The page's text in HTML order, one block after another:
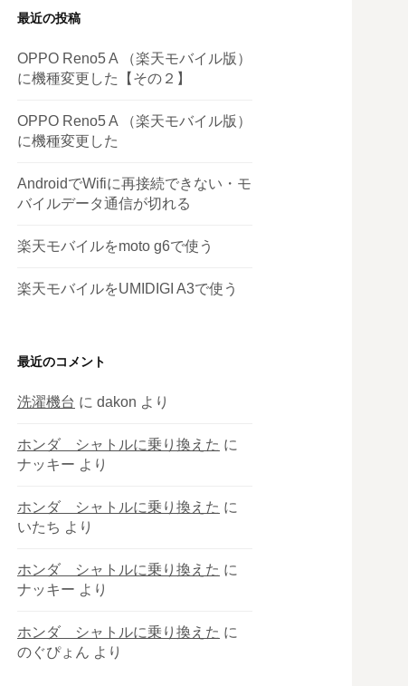
ー
イ
ブ
最近の投稿
OPPO Reno5 A （楽天モバイル版）
に機種変更した【その２】
OPPO Reno5 A （楽天モバイル版）
に機種変更した
AndroidでWifiに再接続できない・モ
バイルデータ通信が切れる
楽天モバイルをmoto g6で使う
楽天モバイルをUMIDIGI A3で使う
最近のコメント
洗濯機台 に dakon より
ホンダ シャトルに乗り換えた に
ナッキー より
ホンダ シャトルに乗り換えた に
いたち より
ホンダ シャトルに乗り換えた に
ナッキー より
ホンダ シャトルに乗り換えた に
のぐぴょん より